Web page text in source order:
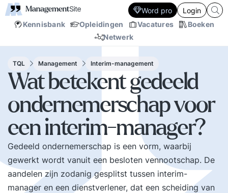
Kennisbank Opleidingen Vacatures
Boeken
Netwerk
Word pro Login
TQL Management Interim-management
Wat betekent gedeeld
ondernemerschap voor
een interim-manager?
Gedeeld ondernemerschap is een vorm, waarbij
gewerkt wordt vanuit een besloten vennootschap. De
aandelen zijn zodanig gesplitst tussen interim-
manager en een dienstverlener, dat een scheiding van